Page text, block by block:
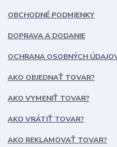
OBCHODNÉ PODMIENKY
DOPRAVA A DODANIE
OCHRANA OSOBNÝCH
AKO OBJEDNAŤ TOVAR?
AKO VYMENIŤ TOVAR?
AKO VRÁTIŤ TOVAR?
AKO REKLAMOVAŤ TOVAR?